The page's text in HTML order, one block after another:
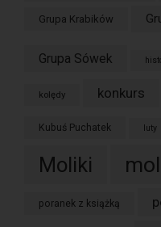
Grupa Krabików
Grupa Sówek
kolędy konkurs
Kubuś Puchatek luty
Moliki
poranek z książką